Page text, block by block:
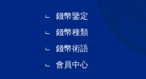
錢幣鑒定
錢幣種類
錢幣術語
會員中心